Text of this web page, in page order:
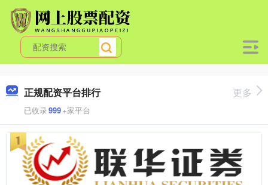
正规配资平台排行
已收录999+家平台
更多